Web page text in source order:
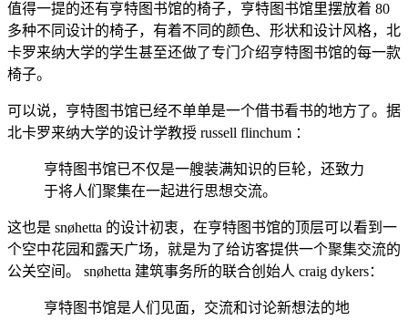
值得一提的还有亨特图书馆的椅子，亨特图书馆里摆放着 80
多种不同设计的椅子，有着不同的颜色、形状和设计风格，北
卡罗来纳大学的学生甚至还做了专门介绍亨特图书馆的每一款
椅子。
可以说，亨特图书馆已经不单单是一个借书看书的地方了。据
北卡罗来纳大学的设计学教授 russell flinchum ：
亨特图书馆已不仅是一艘装满知识的巨轮，还致力
于将人们聚集在一起进行思想交流。
这也是 snøhetta 的设计初衷，在亨特图书馆的顶层可以看到一
个空中花园和露天广场，就是为了给访客提供一个聚集交流的
公关空间。 snøhetta 建筑事务所的联合创始人 craig dykers：
亨特图书馆是人们见面，交流和讨论新想法的地